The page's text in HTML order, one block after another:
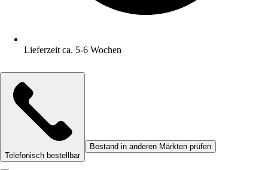
Lieferzeit ca. 5-6 Wochen
Telefonisch bestellbar
Bestand in anderen Märkten prüfen